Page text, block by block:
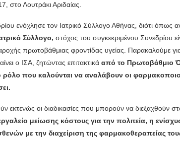
στο Λουτράκι Αριδαίας.
ενόχλησε τον Ιατρικό Σύλλογο Αθήνας, διότι όπως
Σύλλογο, στόχος του συγκεκριμένου Συνεδρίου
πρωτοβάθμιας φροντίδας υγείας. Παρακαλούμε για
ο ΙΣΑ, ζητώντας επιτακτικά από το Πρωτοβάθμιο
ρόλο που καλούνται να αναλάβουν οι
εκτενώς οι διαδικασίες που μπορούν να διεξαχθούν
μείωσης κόστους για την πολιτεία, η
με την διαχείριση της φαρμακοθεραπείας